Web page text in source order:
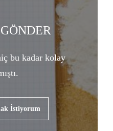
bu kadar kolay
İstiyorum